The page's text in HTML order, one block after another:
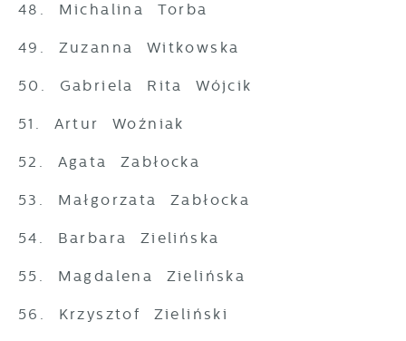
48. Michalina Torba
49. Zuzanna Witkowska
50. Gabriela Rita Wójcik
51. Artur Woźniak
52. Agata Zabłocka
53. Małgorzata Zabłocka
54. Barbara Zielińska
55. Magdalena Zielińska
56. Krzysztof Zieliński